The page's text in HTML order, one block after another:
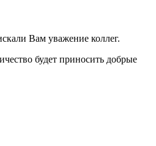
Вам уважение коллег.
будет приносить добрые